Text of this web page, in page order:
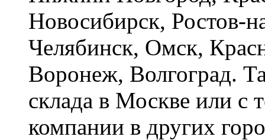
Новосибирск, Ростов-
Челябинск, Омск,
Воронеж, Волгоград.
склада в Москве или с
компании в других